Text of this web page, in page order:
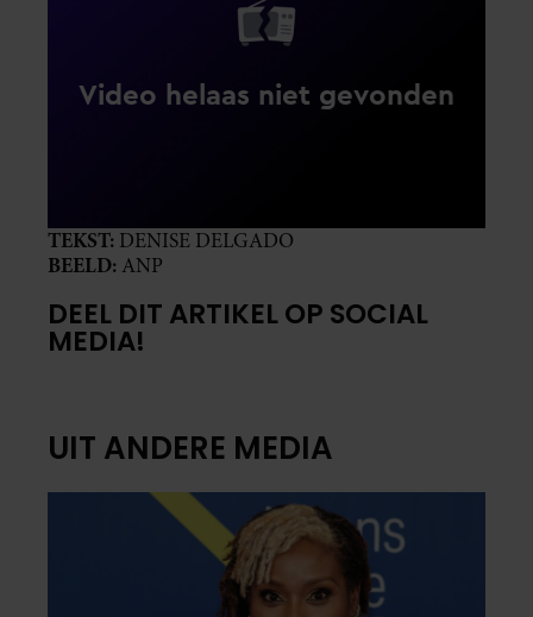
TEKST: DENISE DELGADO
BEELD:ANP
DEEL DIT ARTIKEL OP SOCIAL
MEDIA!
UIT ANDERE MEDIA